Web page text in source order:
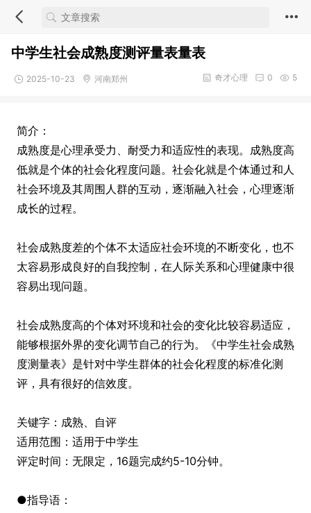
中学生社会成熟度测评量表量表
2025-10-23 河南郑州 5
0
奇才心理
简介：
成熟度是心理承受力、耐受力和适应性的表现。成熟度高
低就是个体的社会化程度问题。社会化就是个体通过和人
社会环境及其周围人群的互动，逐渐融入社会，心理逐渐
成长的过程。
社会成熟度差的个体不太适应社会环境的不断变化，也不
太容易形成良好的自我控制，在人际关系和心理健康中很
容易出现问题。
社会成熟度高的个体对环境和社会的变化比较容易适应，
能够根据外界的变化调节自己的行为。《中学生社会成熟
度测量表》是针对中学生群体的社会化程度的标准化测
评，具有很好的信效度。
关键字：成熟、自评
适用范围：适用于中学生
评定时间：无限定，16题完成约5-10分钟。
●指导语：